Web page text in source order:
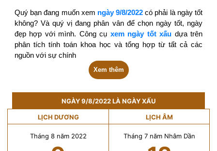
Quý bạn đang muốn xem ngày 9/8/2022 có phải là ngày tốt
không? Và quý vị đang phân vân để chọn ngày tốt, ngày
đẹp hợp với mình. Công cụ xem ngày tốt xấu dựa trên
phân tích tính toán khoa học và tổng hợp từ tất cả các
nguồn với sự chính
Xem thêm
NGÀY 9/8/2022 LÀ NGÀY XẤU
LỊCH DƯƠNG LỊCH ÂM
Tháng 8 năm 2022 Tháng 7 năm Nhâm Dần